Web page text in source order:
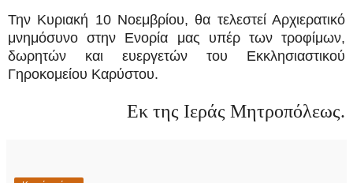
Την Κυριακή 10 Νοεμβρίου, θα τελεστεί Αρχιερατικό
μνημόσυνο στην Ενορία μας υπέρ των τροφίμων,
δωρητών και ευεργετών του Εκκλησιαστικού
Γηροκομείου Καρύστου.
Εκ της Ιεράς Μητροπόλεως.